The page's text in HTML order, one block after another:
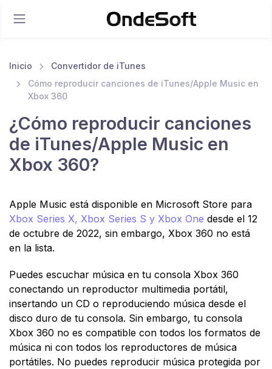
Inicio
Convertidor de iTunes
Cómo reproducir canciones de iTunes/Apple Music en
Xbox 360
¿Cómo reproducir canciones
de iTunes/Apple Music en
Xbox 360?
Apple Music está disponible en Microsoft Store para
Xbox Series X, Xbox Series S y Xbox One desde el 12
de octubre de 2022, sin embargo, Xbox 360 no está
en la lista.
Puedes escuchar música en tu consola Xbox 360
conectando un reproductor multimedia portátil,
insertando un CD o reproduciendo música desde el
disco duro de tu consola. Sin embargo, tu consola
Xbox 360 no es compatible con todos los formatos de
música ni con todos los reproductores de música
portátiles. No puedes reproducir música protegida por